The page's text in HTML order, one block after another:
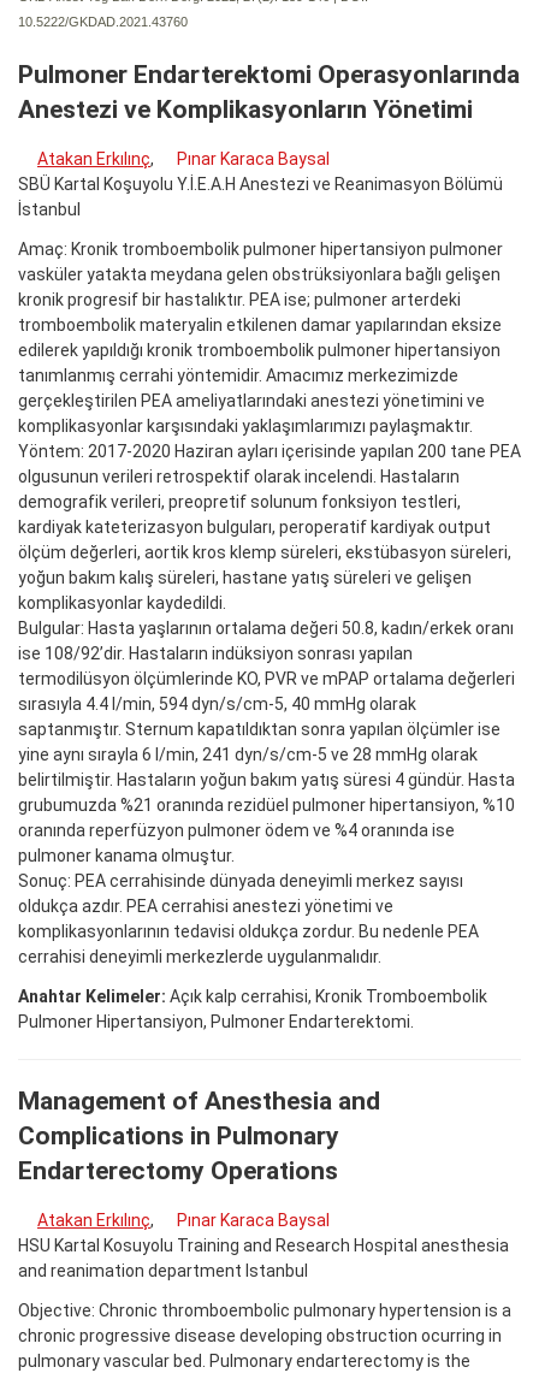
10.5222/GKDAD.2021.43760
Pulmoner Endarterektomi Operasyonlarında
Anestezi ve Komplikasyonların Yönetimi
Atakan Erkılınç,
Pınar Karaca Baysal
SBÜ Kartal Koşuyolu Y.İ.E.A.H Anestezi ve Reanimasyon Bölümü
İstanbul
Amaç: Kronik tromboembolik pulmoner hipertansiyon pulmoner
vasküler yatakta meydana gelen obstrüksiyonlara bağlı gelişen
kronik progresif bir hastalıktır. PEA ise; pulmoner arterdeki
tromboembolik materyalin etkilenen damar yapılarından eksize
edilerek yapıldığı kronik tromboembolik pulmoner hipertansiyon
tanımlanmış cerrahi yöntemidir. Amacımız merkezimizde
gerçekleştirilen PEA ameliyatlarındaki anestezi yönetimini ve
komplikasyonlar karşısındaki yaklaşımlarımızı paylaşmaktır.
Yöntem: 2017-2020 Haziran ayları içerisinde yapılan 200 tane PEA
olgusunun verileri retrospektif olarak incelendi. Hastaların
demografik verileri, preopretif solunum fonksiyon testleri,
kardiyak kateterizasyon bulguları, peroperatif kardiyak output
ölçüm değerleri, aortik kros klemp süreleri, ekstübasyon süreleri,
yoğun bakım kalış süreleri, hastane yatış süreleri ve gelişen
komplikasyonlar kaydedildi.
Bulgular: Hasta yaşlarının ortalama değeri 50.8, kadın/erkek oranı
ise 108/92’dir. Hastaların indüksiyon sonrası yapılan
termodilüsyon ölçümlerinde KO, PVR ve mPAP ortalama değerleri
sırasıyla 4.4 l/min, 594 dyn/s/cm-5, 40 mmHg olarak
saptanmıştır. Sternum kapatıldıktan sonra yapılan ölçümler ise
yine aynı sırayla 6 l/min, 241 dyn/s/cm-5 ve 28 mmHg olarak
belirtilmiştir. Hastaların yoğun bakım yatış süresi 4 gündür. Hasta
grubumuzda %21 oranında rezidüel pulmoner hipertansiyon, %10
oranında reperfüzyon pulmoner ödem ve %4 oranında ise
pulmoner kanama olmuştur.
Sonuç: PEA cerrahisinde dünyada deneyimli merkez sayısı
oldukça azdır. PEA cerrahisi anestezi yönetimi ve
komplikasyonlarının tedavisi oldukça zordur. Bu nedenle PEA
cerrahisi deneyimli merkezlerde uygulanmalıdır.
Anahtar Kelimeler: Açık kalp cerrahisi, Kronik Tromboembolik
Pulmoner Hipertansiyon, Pulmoner Endarterektomi.
Management of Anesthesia and
Complications in Pulmonary
Endarterectomy Operations
Atakan Erkılınç,
Pınar Karaca Baysal
HSU Kartal Kosuyolu Training and Research Hospital anesthesia
and reanimation department Istanbul
Objective: Chronic thromboembolic pulmonary hypertension is a
chronic progressive disease developing obstruction ocurring in
pulmonary vascular bed. Pulmonary endarterectomy is the